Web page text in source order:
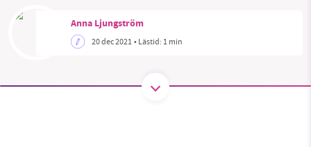
Facebook
Anna Ljungström
20 dec 2021• Lästid: 1 min